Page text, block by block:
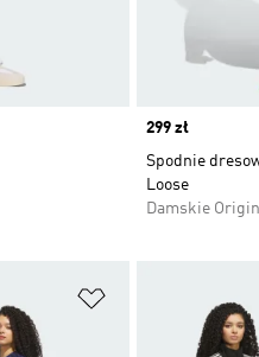
Price
299 zł
Spodnie
Loose
Damskie